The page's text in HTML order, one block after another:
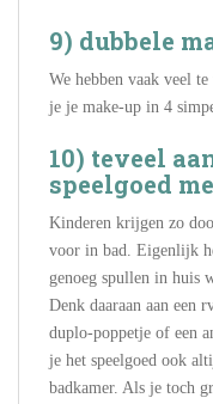
9) dubbele
We hebben vaak veel te
je je make-up in 4
10) teveel
speelgoed
Kinderen krijgen zo
voor in bad. Eigenlijk
genoeg spullen in huis
Denk daaraan aan een
duplo-poppetje of een
je het speelgoed ook
badkamer. Als je toch